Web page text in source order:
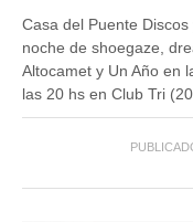
Casa del Puente
noche de shoegaze,
Altocamet y Un Año en
las 20 hs en Club Tri